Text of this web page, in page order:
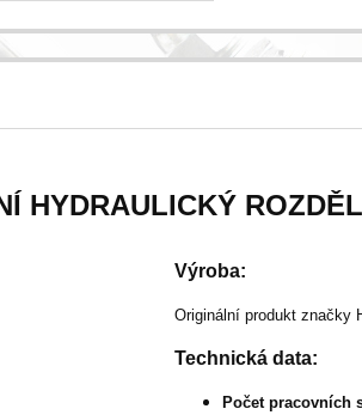
HYDRAULICKÝ
Výroba:
Originální produkt značky
Technická data:
Počet pracovních